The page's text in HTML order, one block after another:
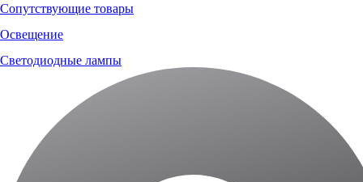
Сопутствующие товары
Освещение
Светодиодные лампы